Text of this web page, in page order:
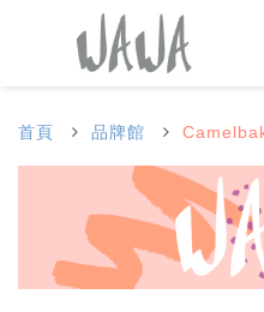
首頁 品牌館